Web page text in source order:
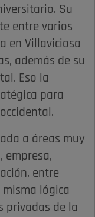
Su
entre varios
en Villaviciosa
además de su
Eso la
para
a áreas muy
empresa,
entre
lógica
privadas de la